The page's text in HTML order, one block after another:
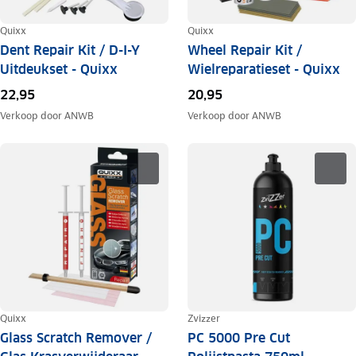
Quixx
Dent Repair Kit / D-I-Y
Uitdeukset - Quixx
22,95
Verkoop doorANWB
Quixx
Wheel Repair Kit /
Wielreparatieset - Quixx
20,95
Verkoop doorANWB
Quixx
Glass Scratch Remover /
Zvizzer
PC 5000 Pre Cut